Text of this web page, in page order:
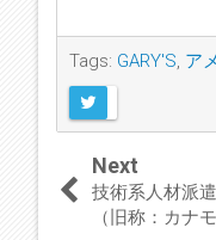
Tags: GARY'S, ア
Next
技術系人材派
（旧称：カナ